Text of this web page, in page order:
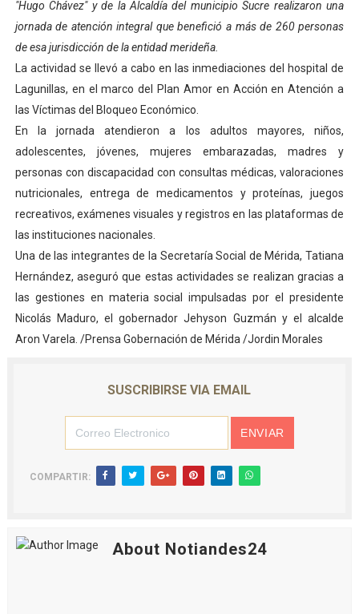
Dictan MasterClass en el marco del Encuentro LAGO
Campo Elías avanza con plan de asfaltado
Encuentro estadal fortalece la coordinación de
Gobernador Arnaldo Sánchez apadrina a más de 993
Plan Quirúrgico Regional llega a Pueblo Llano con la
"Hugo Chávez" y de la Alcaldía del municipio Sucre realizaron una
jornada de atención integral que benefició a más de 260 personas
de esa jurisdicción de la entidad merideña.
La actividad se llevó a cabo en las inmediaciones del hospital de
Lagunillas, en el marco del Plan Amor en Acción en Atención a
las Víctimas del Bloqueo Económico.
En la jornada atendieron a los adultos mayores, niños,
adolescentes, jóvenes, mujeres embarazadas, madres y
personas con discapacidad con consultas médicas, valoraciones
nutricionales, entrega de medicamentos y proteínas, juegos
recreativos, exámenes visuales y registros en las plataformas de
las instituciones nacionales.
Una de las integrantes de la Secretaría Social de Mérida, Tatiana
Hernández, aseguró que estas actividades se realizan gracias a
las gestiones en materia social impulsadas por el presidente
Nicolás Maduro, el gobernador Jehyson Guzmán y el alcalde
Aron Varela. /Prensa Gobernación de Mérida /Jordin Morales
SUSCRIBIRSE VIA EMAIL
COMPARTIR:
About Notiandes24